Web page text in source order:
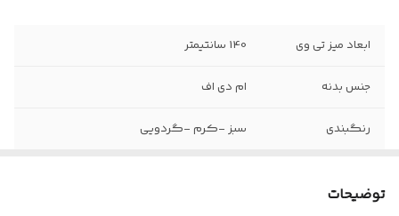
ابعاد میز تی وی 140 سانتیمتر
جنس بدنه ام دی اف
رنگبندی سبز -کرم -گردویی
توضیحات